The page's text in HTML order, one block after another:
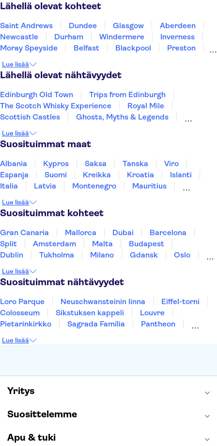
Lähellä olevat kohteet
Saint Andrews Dundee Glasgow
Aberdeen
Newcastle
Durham Windermere
Inverness
Moray Speyside
Belfast Blackpool
Preston
Lue lisää
Lähellä olevat nähtävyydet
Edinburgh Old Town
Trips from Edinburgh
The Scotch Whisky Experience
Royal Mile
Scottish Castles
Ghosts, Myths & Legends
Forth Bridge
Princes Street
Harry Potter tours from London
Harry Potter Studios
Madame Tussauds London
Lontoon West End
Lue lisää
Suosituimmat maat
Albania Kypros Saksa Tanska
Viro
Espanja
Suomi Kreikka Kroatia
Islanti
Italia
Latvia Montenegro
Mauritius
Thaimaa
Turkki
Lue lisää
Suosituimmat kohteet
Gran Canaria Mallorca Dubai
Barcelona
Split
Amsterdam Malta
Budapest
Dublin
Tukholma Milano Gdansk
Oslo
Tallinna
Ljubljana Riika
Lue lisää
Suosituimmat nähtävyydet
Loro Parque Neuschwansteinin linna
Eiffel-torni
Colosseum
Sikstuksen kappeli
Louvre
Pietarinkirkko
Sagrada Família
Pantheon
Keukenhof
Lue lisää
Yritys
Suosittelemme
Apu & tuki